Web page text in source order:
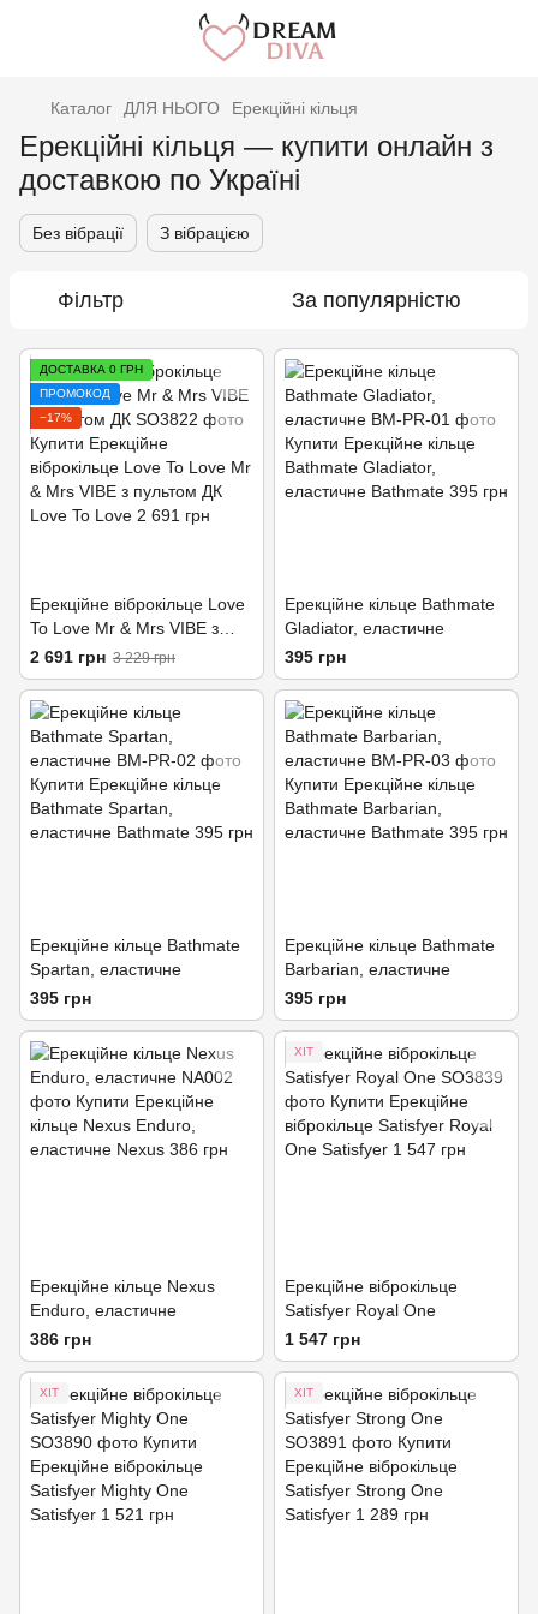
Каталог ДЛЯ НЬОГО Ерекційні кільця
Ерекційні кільця — купити онлайн з
доставкою по Україні
Без вібрації З вібрацією
Фільтр За популярністю
ДОСТАВКА 0 ГРН
ПРОМОКОД
−17%
Ерекційне віброкільце Love
To Love Mr & Mrs VIBE з
пультом ДК
2 691 грн 3 229 грн
Ерекційне кільце Bathmate
Gladiator, еластичне
395 грн
Ерекційне кільце Bathmate
Spartan, еластичне
395 грн
Ерекційне кільце Bathmate
Barbarian, еластичне
395 грн
Ерекційне кільце Nexus
Enduro, еластичне
386 грн
ХІТ
Ерекційне віброкільце
Satisfyer Royal One
1 547 грн
ХІТ ХІТ